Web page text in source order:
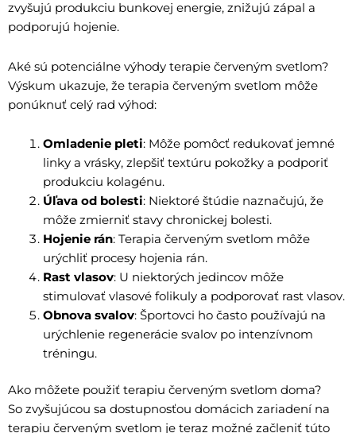
zvyšujú produkciu bunkovej energie, znižujú zápal a
podporujú hojenie.
Aké sú potenciálne výhody terapie červeným svetlom?
Výskum ukazuje, že terapia červeným svetlom môže
ponúknuť celý rad výhod:
Omladenie pleti: Môže pomôcť redukovať jemné
linky a vrásky, zlepšiť textúru pokožky a podporiť
produkciu kolagénu.
Úľava od bolesti: Niektoré štúdie naznačujú, že
môže zmierniť stavy chronickej bolesti.
Hojenie rán: Terapia červeným svetlom môže
urýchliť procesy hojenia rán.
Rast vlasov: U niektorých jedincov môže
stimulovať vlasové folikuly a podporovať rast vlasov.
Obnova svalov: Športovci ho často používajú na
urýchlenie regenerácie svalov po intenzívnom
tréningu.
Ako môžete použiť terapiu červeným svetlom doma?
So zvyšujúcou sa dostupnosťou domácich zariadení na
terapiu červeným svetlom je teraz možné začleniť túto